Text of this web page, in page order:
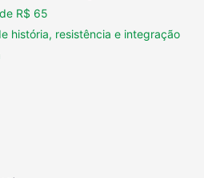
R$ 65
história, resistência e integração